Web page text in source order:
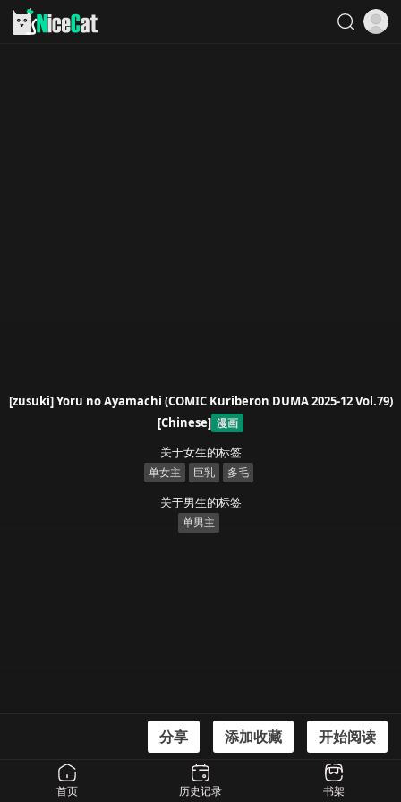
[zusuki] Yoru no Ayamachi (COMIC Kuriberon DUMA 2025-12 Vol.79)
[Chinese] 漫画
关于女生的标签
单女主 巨乳 多毛
关于男生的标签
单男主
[zusuki] Yoru no Ayamachi (COMIC Kuriberon DUMA 2025-12 Vol.79)
分享 添加收藏 开始阅读
首页 历史记录 书架